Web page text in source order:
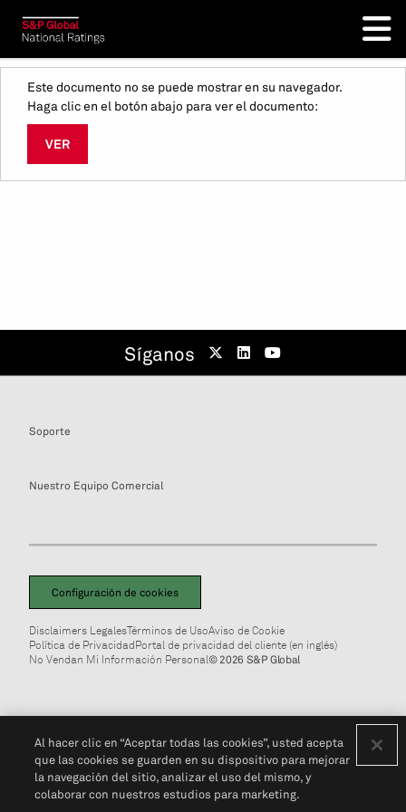
Este documento no se puede mostrar en su navegador.
Haga clic en el botón abajo para ver el documento:
VER
Síganos
Soporte
Nuestro Equipo Comercial
Configuración de cookies
Disclaimers LegalesTérminos de UsoAviso de Cookie
Política de PrivacidadPortal de privacidad del cliente (en inglés)
No Vendan Mi Información Personal© 2026 S&P Global
Al hacer clic en “Aceptar todas las cookies”, usted acepta
que las cookies se guarden en su dispositivo para mejorar
la navegación del sitio, analizar el uso del mismo, y
colaborar con nuestros estudios para marketing.